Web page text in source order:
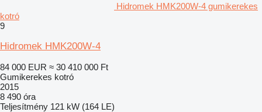
Hidromek HMK200W-4 gumikerekes
kotró
9
Hidromek HMK200W-4
84 000 EUR ≈ 30 410 000 Ft
Gumikerekes kotró
2015
8 490 óra
Teljesítmény 121 kW (164 LE)